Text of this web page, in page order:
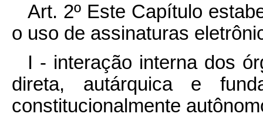
Art. 2º Este Capítulo
o uso de assinaturas
I - interação interna dos
direta, autárquica e
constitucionalmente